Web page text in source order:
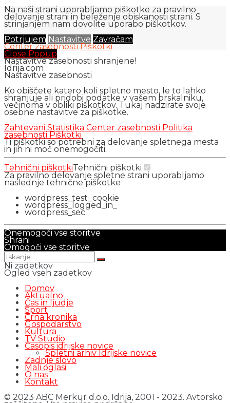
Na naši strani uporabljamo piškotke za pravilno
delovanje strani in beleženje obiskanosti strani. S
strinjanjem nam dovolite uporabo piškotkov.
Potrjujem Nastavitve Zavračam
Center zasebnosti Piškotki
Close Popup
Nastavitve zasebnosti shranjene!
Idrija.com
Nastavitve zasebnosti
Ko obiščete katero koli spletno mesto, le to lahko
shranjuje ali pridobi podatke v vašem brskalniku,
večinoma v obliki piškotkov. Tukaj nadzirate svoje
osebne nastavitve za piškotke.
Zahtevani Statistika Center zasebnosti Politika
zasebnostiPiškotki
Ti piškotki so potrebni za delovanje spletnega mesta
in jih ni moč onemogočiti.
Tehnični piškotkiTehnični piškotki
Za pravilno delovanje spletne strani uporabljamo
naslednje tehnične piškotke
wordpress_test_cookie
wordpress_logged_in_
wordpress_sec
Onemogoči vse storitve
Shrani
Omogoči vse storitve
Ni zadetkov
Ogled vseh zadetkov
Domov
Aktualno
Čas in ljudje
Šport
Črna kronika
Gospodarstvo
Kultura
TV Studio
Časopis idrijske novice
Spletni arhiv Idrijske novice
Zadnje slovo
Mali oglasi
O nas
Kontakt
© 2023 ABC Merkur d.o.o. Idrija, 2001 - 2023. Avtorsko